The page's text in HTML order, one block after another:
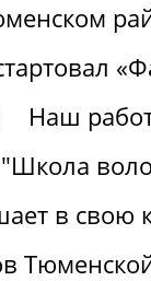
Наш
в свою